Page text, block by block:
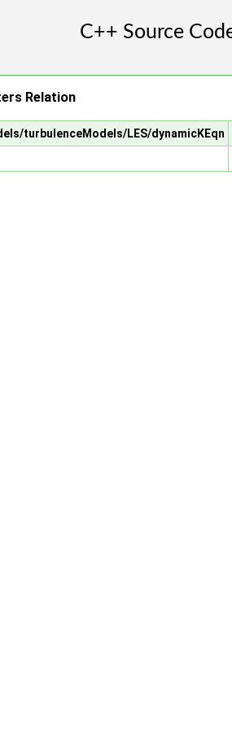
Relation
turbulenceModels/LES/dynamicKEqn